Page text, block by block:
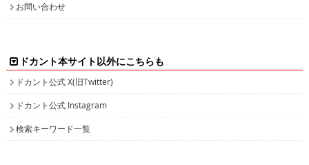
お問い合わせ
ドカント本サイト以外にこちらも
ドカント公式 X(旧Twitter)
ドカント公式 Instagram
検索キーワード一覧